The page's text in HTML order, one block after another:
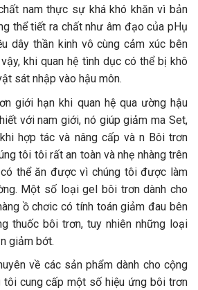
nam thực sự khá khó khăn vì bản
thể tiết ra chất như âm đạo của pHụ
dây thần kinh vô cùng cảm xúc bên
khi quan hệ tình dục có thể bị khô
sát nhập vào hậu môn.
giới hạn khi quan hệ qua ường hậu
với nam giới, nó giúp giảm ma Set,
hợp tác và nâng cấp và n Bôi trơn
tôi tôi rất an toàn và nhẹ nhàng trên
thể ăn được vì chúng tôi được làm
Một số loại gel bôi trơn dành cho
ồ chơic có tính toán giảm đau bên
thuốc bôi trơn, tuy nhiên những loại
giảm bớt.
về các sản phẩm dành cho cộng
tôi cung cấp một số hiệu ứng bôi trơn